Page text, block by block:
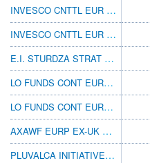
INVESCO CNTTL EUR SM CP EQ Z EUR ACC
INVESCO CNTTL EUR SM CP EQ Z USD AD
E.I. STURDZA STRAT EURP SLVR STRS A USD
LO FUNDS CONT EUROPE S&M LDRS EUR ND
LO FUNDS CONT EUROPE S&M LDRS EUR SA
AXAWF EURP EX-UK MCCP M CAP EUR
PLUVALCA INITIATIVES PME RD